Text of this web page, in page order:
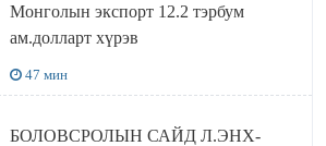
Монголын экспорт 12.2 тэрбум
ам.долларт хүрэв
47 мин
БОЛОВСРОЛЫН САЙД Л.ЭНХ-